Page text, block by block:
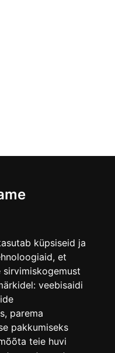
küpsiseid ja
et
sirvimiskogemust
veebisaidi
, parema
pakkumiseks
teie huvi